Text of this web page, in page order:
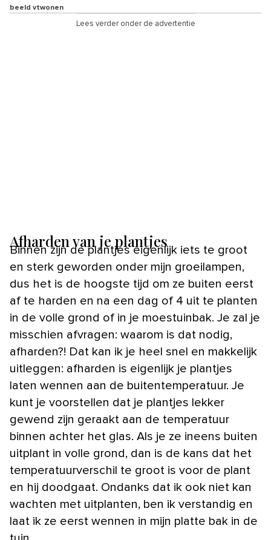
beeld vtwonen
Lees verder onder de advertentie
Afharden van je plantjes
Binnen zijn de plantjes eigenlijk iets te groot
en sterk geworden onder mijn groeilampen,
dus het is de hoogste tijd om ze buiten eerst
af te harden en na een dag of 4 uit te planten
in de volle grond of in je moestuinbak. Je zal je
misschien afvragen: waarom is dat nodig,
afharden?! Dat kan ik je heel snel en makkelijk
uitleggen: afharden is eigenlijk je plantjes
laten wennen aan de buitentemperatuur. Je
kunt je voorstellen dat je plantjes lekker
gewend zijn geraakt aan de temperatuur
binnen achter het glas. Als je ze ineens buiten
uitplant in volle grond, dan is de kans dat het
temperatuurverschil te groot is voor de plant
en hij doodgaat. Ondanks dat ik ook niet kan
wachten met uitplanten, ben ik verstandig en
laat ik ze eerst wennen in mijn platte bak in de